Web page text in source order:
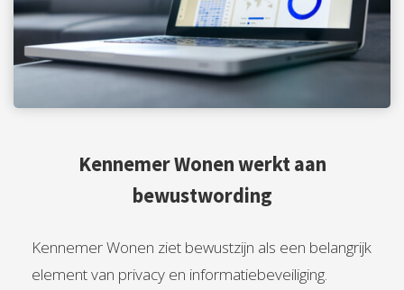
Kennemer Wonen werkt aan
bewustwording
Kennemer Wonen ziet bewustzijn als een belangrijk
element van privacy en informatiebeveiliging.